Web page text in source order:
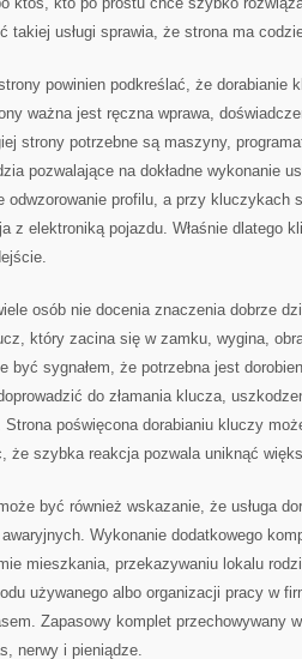
takiej usługi sprawia, że strona ma
powinien podkreślać, że dorabianie
ważna jest ręczna wprawa,
strony potrzebne są maszyny,
pozwalające na dokładne wykonanie
odwzorowanie profilu, a przy kluczykach
z elektroniką pojazdu. Właśnie dlatego
osób nie docenia znaczenia dobrze
który zacina się w zamku, wygina,
być sygnałem, że potrzebna jest
do złamania klucza,
poświęcona dorabianiu kluczy
że szybka reakcja pozwala uniknąć
być również wskazanie, że usługa
Wykonanie dodatkowego
mieszkania, przekazywaniu lokalu
używanego albo organizacji pracy w
Zapasowy komplet przechowywany
nerwy i pieniądze.